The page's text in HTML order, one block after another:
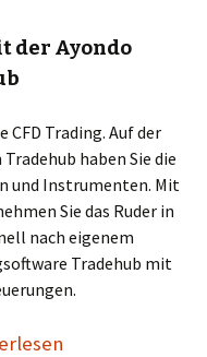
der Ayondo
Trading. Auf der
haben Sie die
und Instrumenten. Mit
Sie das Ruder in
nach eigenem
Tradehub mit